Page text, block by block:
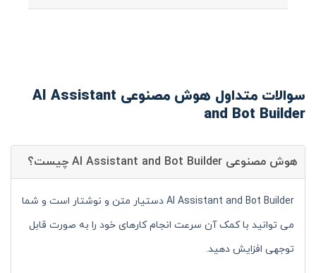
سوالات متداول هوش مصنوعی AI Assistant
and Bot Builder
هوش مصنوعی AI Assistant and Bot Builder چیست؟
AI Assistant and Bot Builder دستیار متن و نوشتار است و شما
می توانید با کمک آن سرعت انجام کارهای خود را به صورت قابل
توجهی افزایش دهید.